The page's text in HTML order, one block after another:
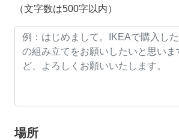
（文字数は500字以内）
場所